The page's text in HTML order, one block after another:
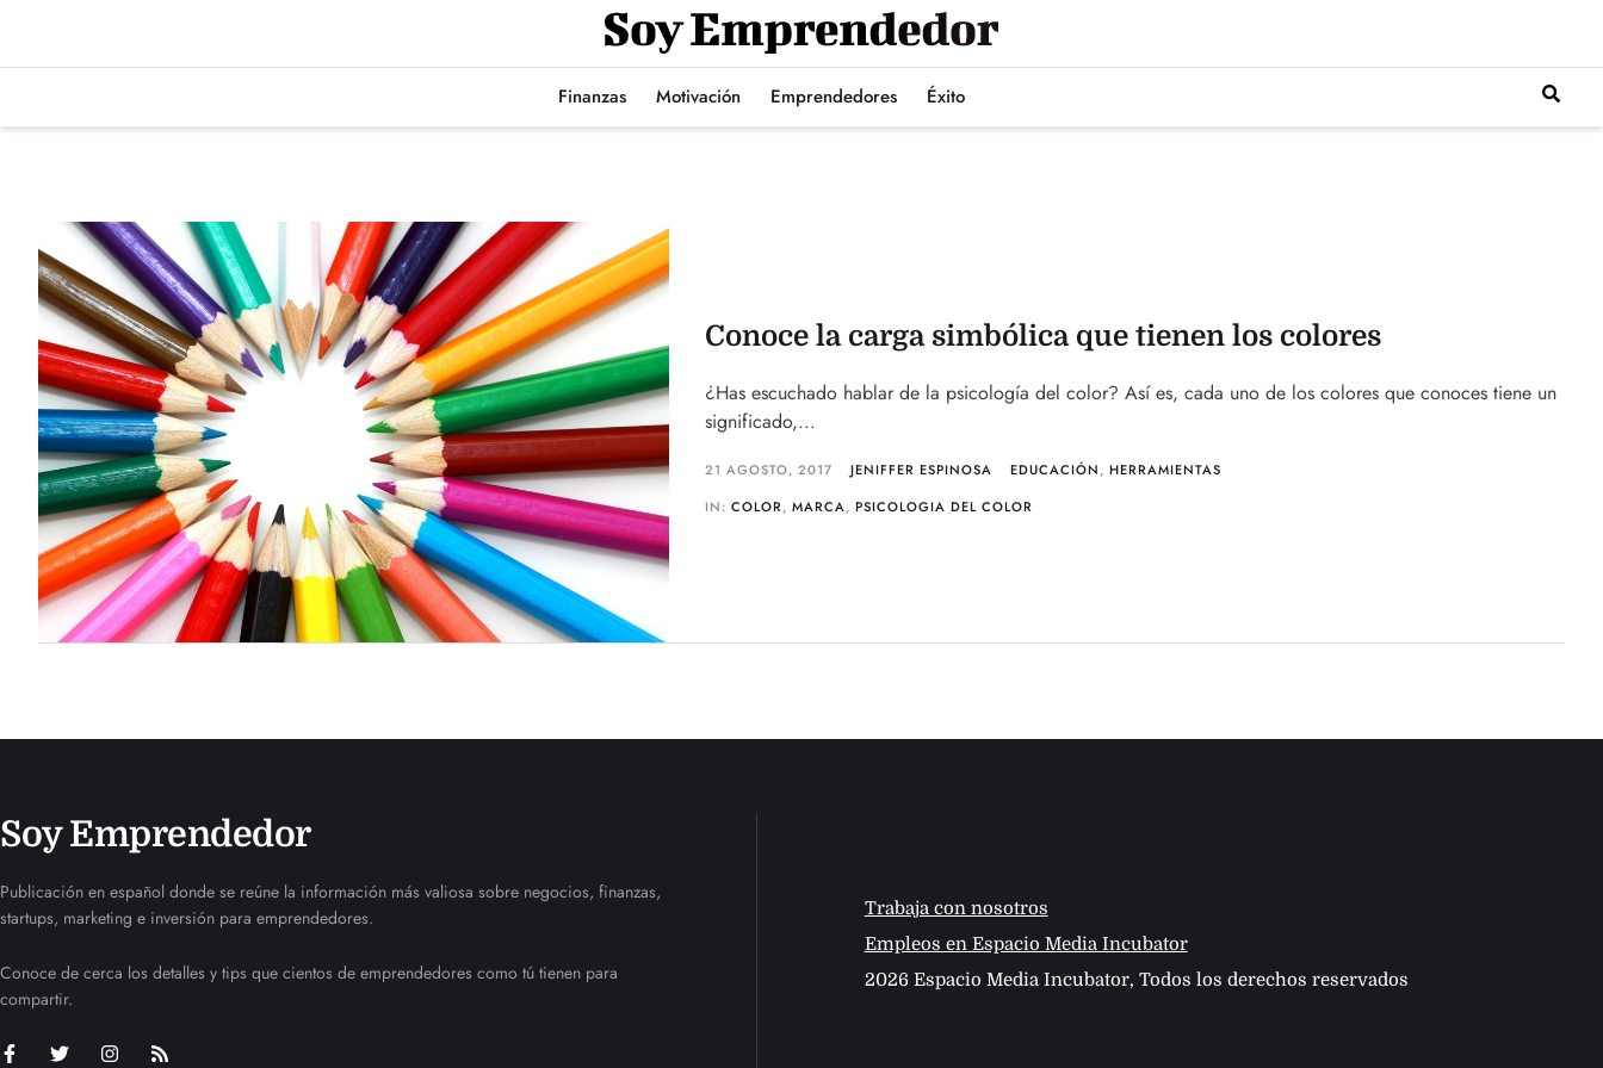
Finanzas Motivación Emprendedores Éxito
Conoce la carga simbólica que tienen los colores
¿Has escuchado hablar de la psicología del color? Así es, cada uno de los colores que conoces tiene un
significado,...
21 AGOSTO, 2017 JENIFFER ESPINOSA EDUCACIÓN,HERRAMIENTAS
IN:COLOR,MARCA,PSICOLOGIA DEL COLOR
Soy Emprendedor
Publicación en español donde se reúne la información más valiosa sobre negocios, finanzas,
startups, marketing e inversión para emprendedores.
Conoce de cerca los detalles y tips que cientos de emprendedores como tú tienen para
compartir.
Trabaja con nosotros
Empleos en Espacio Media Incubator
2026 Espacio Media Incubator, Todos los derechos reservados